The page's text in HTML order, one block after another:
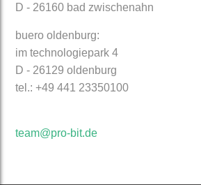
D - 26160 bad zwischenahn
buero oldenburg:
im technologiepark 4
D - 26129 oldenburg
tel.: +49 441 23350100
team@pro-bit.de